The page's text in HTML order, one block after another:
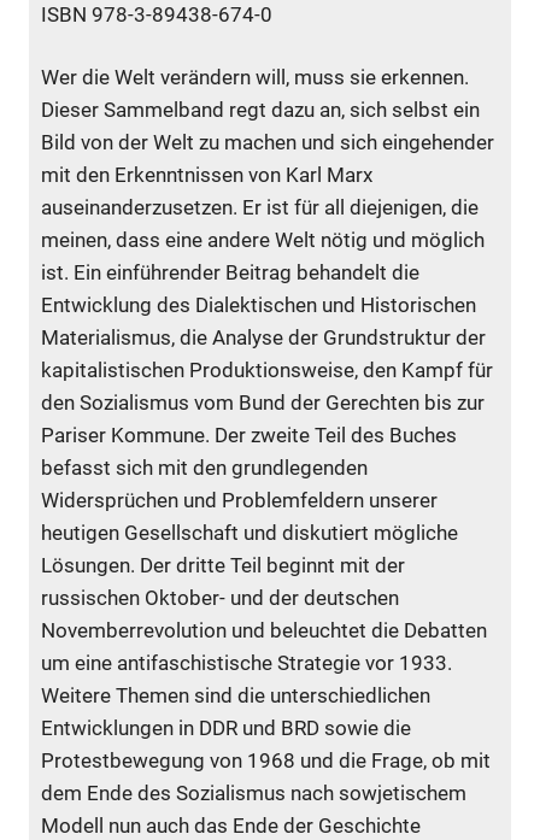
ISBN 978-3-89438-674-0
Wer die Welt verändern will, muss sie erkennen.
Dieser Sammelband regt dazu an, sich selbst ein
Bild von der Welt zu machen und sich eingehender
mit den Erkenntnissen von Karl Marx
auseinanderzusetzen. Er ist für all diejenigen, die
meinen, dass eine andere Welt nötig und möglich
ist. Ein einführender Beitrag behandelt die
Entwicklung des Dialektischen und Historischen
Materialismus, die Analyse der Grundstruktur der
kapitalistischen Produktionsweise, den Kampf für
den Sozialismus vom Bund der Gerechten bis zur
Pariser Kommune. Der zweite Teil des Buches
befasst sich mit den grundlegenden
Widersprüchen und Problemfeldern unserer
heutigen Gesellschaft und diskutiert mögliche
Lösungen. Der dritte Teil beginnt mit der
russischen Oktober- und der deutschen
Novemberrevolution und beleuchtet die Debatten
um eine antifaschistische Strategie vor 1933.
Weitere Themen sind die unterschiedlichen
Entwicklungen in DDR und BRD sowie die
Protestbewegung von 1968 und die Frage, ob mit
dem Ende des Sozialismus nach sowjetischem
Modell nun auch das Ende der Geschichte